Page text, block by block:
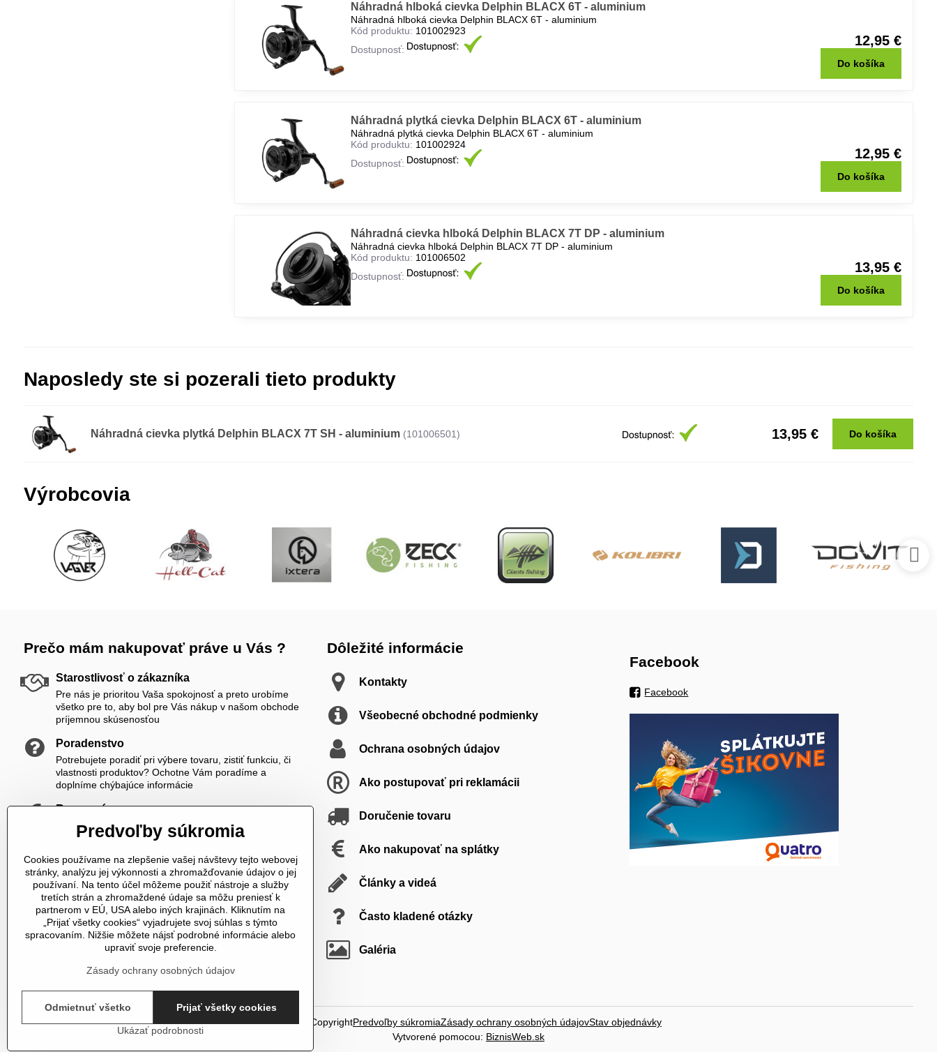
Náhradná hlboká cievka Delphin BLACX 6T - aluminium
Náhradná hlboká cievka Delphin BLACX 6T - aluminium
Kód produktu: 101002923
Dostupnosť:
12,95 €
Do košíka
Náhradná plytká cievka Delphin BLACX 6T - aluminium
Náhradná plytká cievka Delphin BLACX 6T - aluminium
Kód produktu: 101002924
Dostupnosť:
12,95 €
Do košíka
Náhradná cievka hlboká Delphin BLACX 7T DP - aluminium
Náhradná cievka hlboká Delphin BLACX 7T DP - aluminium
Kód produktu: 101006502
Dostupnosť:
13,95 €
Do košíka
Naposledy ste si pozerali tieto produkty
Náhradná cievka plytká Delphin BLACX 7T SH - aluminium (101006501) 13,95 € Do košíka
Výrobcovia
Prečo mám nakupovať práve u Vás ?
Starostlivosť o zákazníka
Pre nás je prioritou Vaša spokojnosť a preto urobíme
všetko pre to, aby bol pre Vás nákup v našom obchode
príjemnou skúsenosťou
Poradenstvo
Potrebujete poradiť pri výbere tovaru, zistiť funkciu, či
vlastnosti produktov? Ochotne Vám poradíme a
doplníme chýbajúce informácie
Rozumné ceny
Zákazníkom ponúkame priateľské ceny, ktoré si viete
ešte skrášliť navyše registráciou
K nám sa vždy dovoláte
V čase od 8,00 do 20,00 počas pracovných dní a od
10,00 do 20,00 počas vikendov a sviatkov sme Vám plne
k dispozícii. Pokiaľ sme zaneprázdnení a nevieme prijať
hovor, určite Vám zavoláme späť
Telefonické objednávky
U nás si môžete tovar objednať aj telefonicky
Dôležité informácie
Kontakty
Všeobecné obchodné podmienky
Ochrana osobných údajov
Ako postupovať pri reklamácii
Doručenie tovaru
Ako nakupovať na splátky
Články a videá
Často kladené otázky
Galéria
Facebook
Facebook
©2026 CopyrightPredvoľby súkromiaZásady ochrany osobných údajovStav objednávky
Vytvorené pomocou: BiznisWeb.sk
Predvoľby súkromia
Cookies používame na zlepšenie vašej návštevy tejto webovej
stránky, analýzu jej výkonnosti a zhromažďovanie údajov o jej
používaní. Na tento účel môžeme použiť nástroje a služby
tretích strán a zhromaždené údaje sa môžu preniesť k
partnerom v EÚ, USA alebo iných krajinách. Kliknutím na
„Prijať všetky cookies“ vyjadrujete svoj súhlas s týmto
spracovaním. Nižšie môžete nájsť podrobné informácie alebo
upraviť svoje preferencie.
Zásady ochrany osobných údajov
Ukázať podrobnosti
Prijať všetky cookies
Odmietnuť všetko